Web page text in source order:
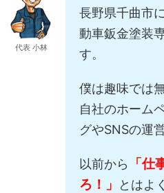
代表 小林
長野県千曲市
動車鈑金塗装
す。
僕は趣味では
自社のホーム
グやSNSの運
以前から
「
ろ！」
とはよ